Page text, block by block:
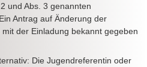
und Abs. 3 genannten
Antrag auf Änderung der
der Einladung bekannt gegeben
Die Jugendreferentin oder